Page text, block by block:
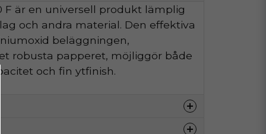
F är en universell produkt lämplig
och andra material. Den effektiva
beläggningen,
robusta papperet, möjliggör både
och fin ytfinish.